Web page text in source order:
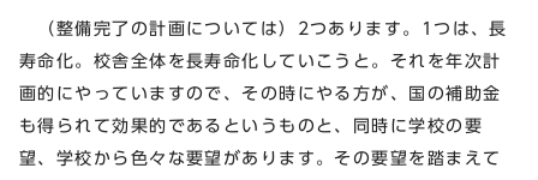
（整備完了の計画については）2つあります。1つは、長
寿命化。校舎全体を長寿命化していこうと。それを年次計
画的にやっていますので、その時にやる方が、国の補助金
も得られて効果的であるというものと、同時に学校の要
望、学校から色々な要望があります。その要望を踏まえて